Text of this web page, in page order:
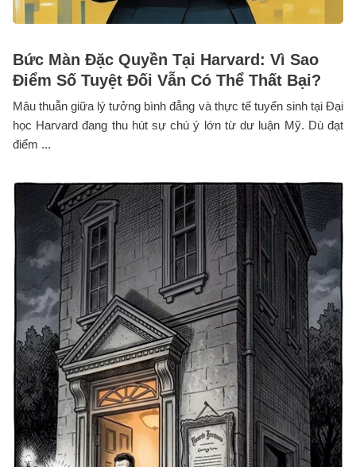
Bức Màn Đặc Quyền Tại Harvard: Vì Sao
Điểm Số Tuyệt Đối Vẫn Có Thể Thất Bại?
Mâu thuẫn giữa lý tưởng bình đẳng và thực tế tuyển sinh tại Đại
học Harvard đang thu hút sự chú ý lớn từ dư luận Mỹ. Dù đạt
điểm ...